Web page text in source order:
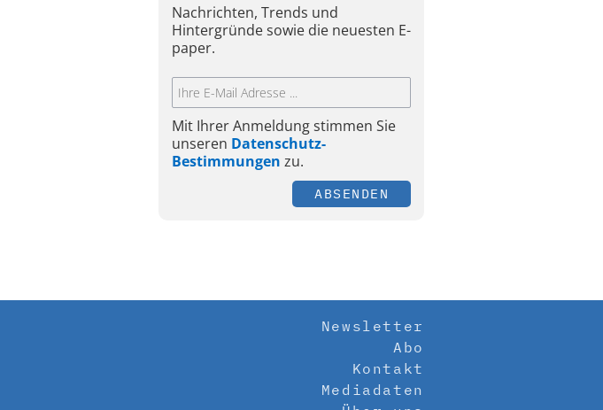
Nachrichten, Trends und
Hintergründe sowie die neuesten E-
paper.
Mit Ihrer Anmeldung stimmen Sie
unseren Datenschutz-
Bestimmungen zu.
ABSENDEN
Newsletter
Abo
Kontakt
Mediadaten